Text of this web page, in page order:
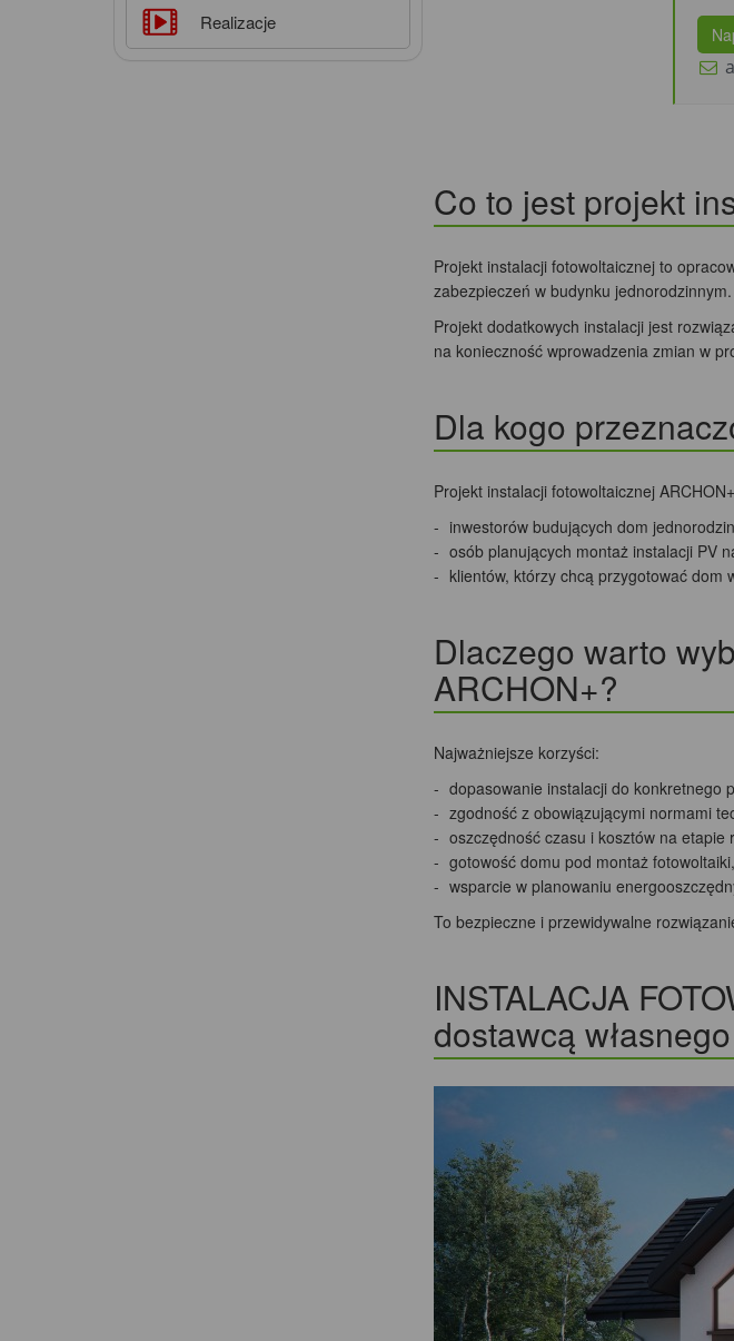
Co to jest projekt
Projekt instalacji fotowoltaicznej to
zabezpieczeń w budynku
Projekt dodatkowych instalacji jest
na konieczność wprowadzenia zmian w
Dla kogo
Projekt instalacji fotowoltaicznej
inwestorów budujących dom
osób planujących montaż instalacji PV
klientów, którzy chcą przygotować dom
Dlaczego warto
ARCHON+?
Najważniejsze korzyści:
dopasowanie instalacji do konkretnego
zgodność z obowiązującymi normami
oszczędność czasu i kosztów na etapie
gotowość domu pod montaż fotowoltaiki,
wsparcie w planowaniu
To bezpieczne i przewidywalne
INSTALACJA
dostawcą
Realizacje